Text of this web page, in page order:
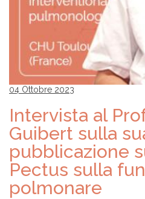
04 Ottobre 2023
Intervista al
Guibert sulla
pubblicazione
Pectus sulla
polmonare